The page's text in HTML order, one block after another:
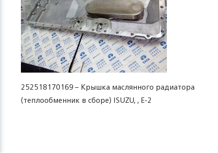
252518170169 – Крышка маслянного радиатора
(теплообменник в сборе) ISUZU, , Е-2